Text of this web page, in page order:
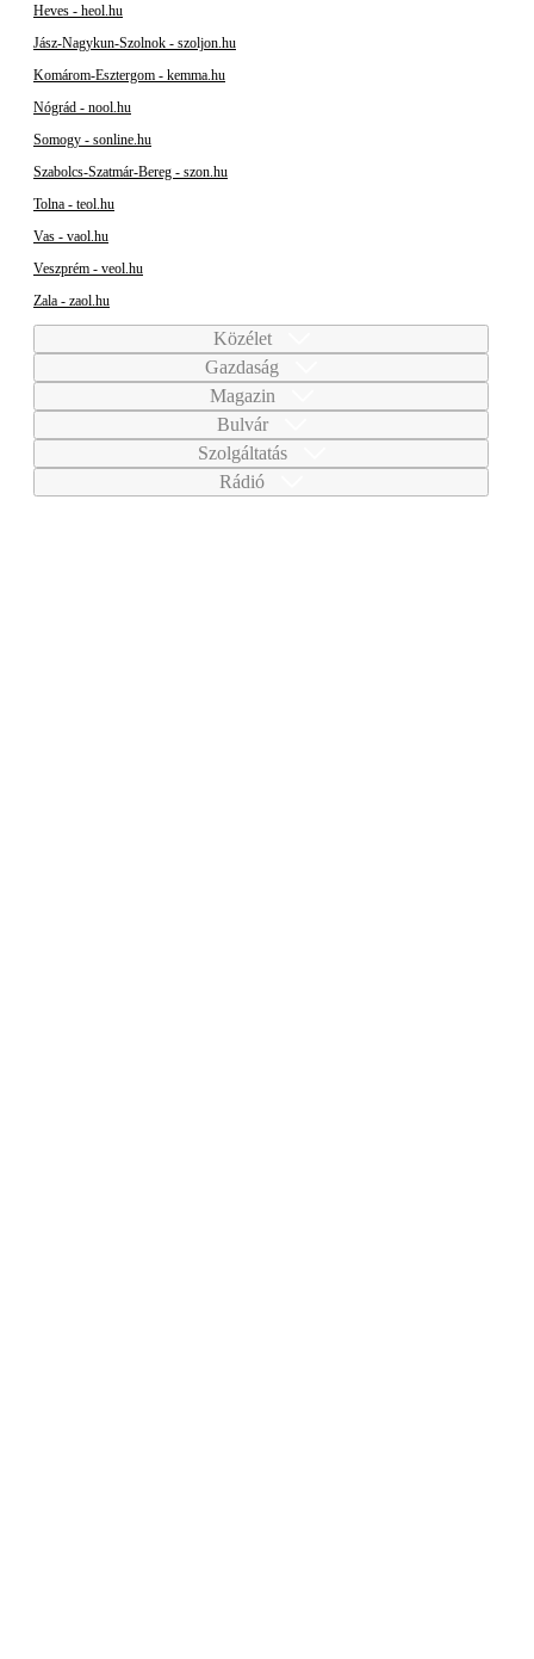
Heves - heol.hu
Jász-Nagykun-Szolnok - szoljon.hu
Komárom-Esztergom - kemma.hu
Nógrád - nool.hu
Somogy - sonline.hu
Szabolcs-Szatmár-Bereg - szon.hu
Tolna - teol.hu
Vas - vaol.hu
Veszprém - veol.hu
Zala - zaol.hu
Közélet
Gazdaság
Magazin
Bulvár
Szolgáltatás
Rádió